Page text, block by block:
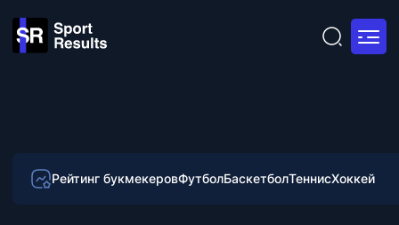
Рейтинг букмекеровФутболБаскетболТеннисХоккей